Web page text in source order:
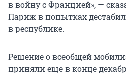
в войну с Францией», —
Париж в попытках
в республике.
Решение о всеобщей
приняли еще в конце